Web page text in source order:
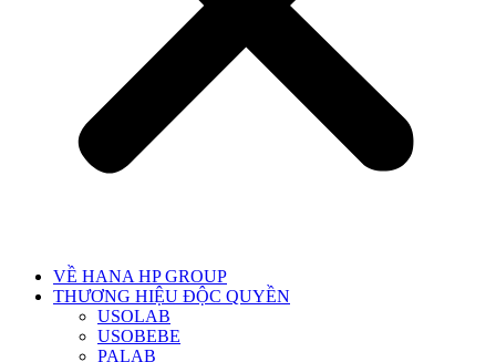
VỀ HANA HP GROUP
THƯƠNG HIỆU ĐỘC QUYỀN
USOLAB
USOBEBE
PALAB